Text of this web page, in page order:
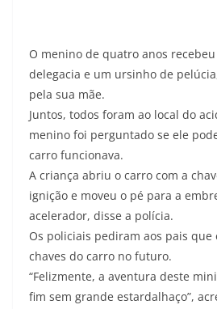
O menino de quatro anos
delegacia e um ursinho de
pela sua mãe.
Juntos, todos foram ao local do
menino foi perguntado se ele
carro funcionava.
A criança abriu o carro com a
ignição e moveu o pé para a
acelerador, disse a polícia.
Os policiais pediram aos pais que
chaves do carro no futuro.
“Felizmente, a aventura deste
fim sem grande estardalhaço”,